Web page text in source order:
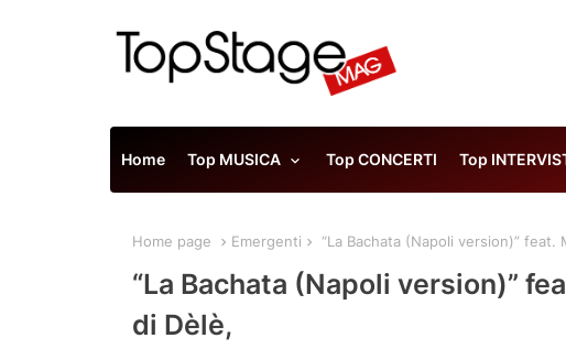
Home Top MUSICA Top CONCERTI Top
Home page Emergenti “La Bachata (Napoli version)”
“La Bachata (Napoli version)”
di Dèlè,